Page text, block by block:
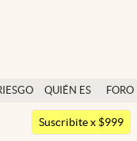
QUIÉN ES
QUIÉN
FORO
Argentina
Suscribite x $999